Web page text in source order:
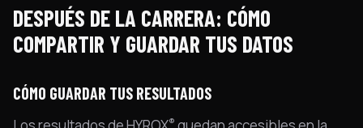
DESPUÉS DE LA CARRERA: CÓMO
COMPARTIR Y GUARDAR TUS DATOS
CÓMO GUARDAR TUS RESULTADOS
®